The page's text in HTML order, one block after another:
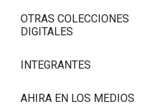
OTRAS COLECCIONES
DIGITALES
INTEGRANTES
AHIRA EN LOS MEDIOS